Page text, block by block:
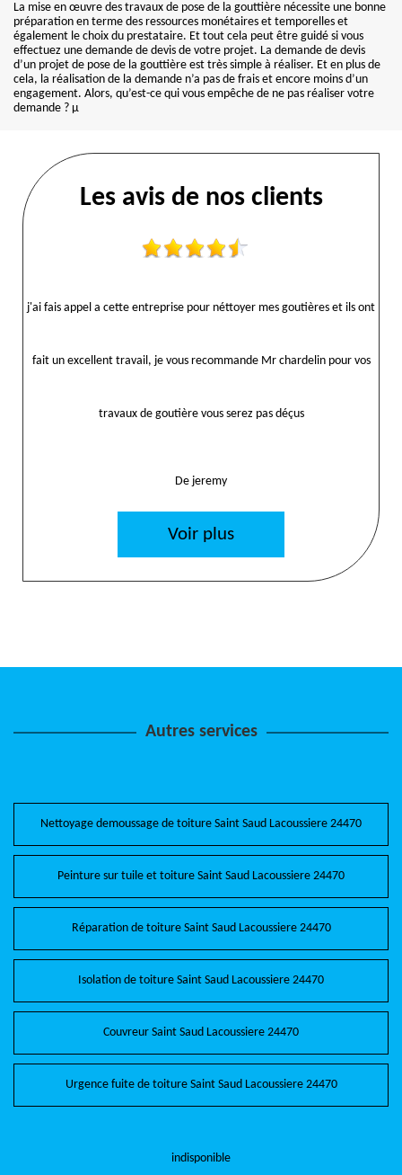
La mise en œuvre des travaux de pose de la gouttière nécessite une bonne
préparation en terme des ressources monétaires et temporelles et
également le choix du prestataire. Et tout cela peut être guidé si vous
effectuez une demande de devis de votre projet. La demande de devis
d’un projet de pose de la gouttière est très simple à réaliser. Et en plus de
cela, la réalisation de la demande n’a pas de frais et encore moins d’un
engagement. Alors, qu’est-ce qui vous empêche de ne pas réaliser votre
demande ? µ
Les avis de nos clients
j'ai fais appel a cette entreprise pour néttoyer mes goutières et ils ont
fait un excellent travail, je vous recommande Mr chardelin pour vos
travaux de goutière vous serez pas déçus
De jeremy
Voir plus
Autres services
Nettoyage demoussage de toiture Saint Saud Lacoussiere 24470
Peinture sur tuile et toiture Saint Saud Lacoussiere 24470
Réparation de toiture Saint Saud Lacoussiere 24470
Isolation de toiture Saint Saud Lacoussiere 24470
Couvreur Saint Saud Lacoussiere 24470
Urgence fuite de toiture Saint Saud Lacoussiere 24470
indisponible